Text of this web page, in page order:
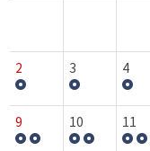
2 3 4
9 10 11